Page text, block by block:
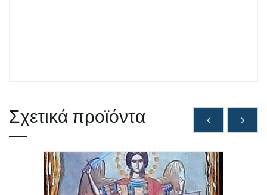
Σχετικά προϊόντα